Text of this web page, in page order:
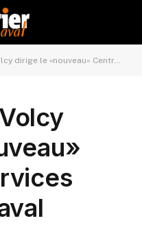
«nouveau» Centre de services scolaire de Laval